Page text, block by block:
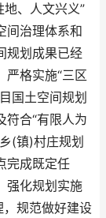
地、人文兴义”
间治理体系和
规划成果已经
严格实施“三区
国土空间规划
符合“有限人为
(镇)村庄规划
完成既定任
强化规划实施
，规范做好建设